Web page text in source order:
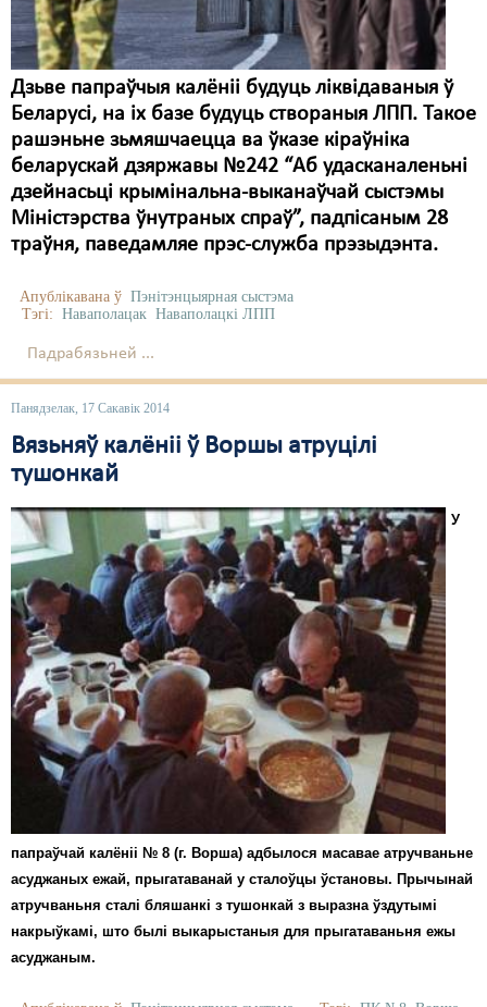
Дзьве папраўчыя калёніі будуць ліквідаваныя ў
Беларусі, на іх базе будуць створаныя ЛПП. Такое
рашэньне зьмяшчаецца ва ўказе кіраўніка
беларускай дзяржавы №242 “Аб удасканаленьні
дзейнасьці крымінальна-выканаўчай сыстэмы
Міністэрства ўнутраных спраў”, падпісаным 28
траўня, паведамляе прэс-служба прэзыдэнта.
Апублікавана ў Пэнітэнцыярная сыстэма
Тэгі: Наваполацак Наваполацкі ЛПП
Падрабязьней ...
Панядзелак, 17 Сакавік 2014
Вязьняў калёніі ў Воршы атруцілі
тушонкай
У
папраўчай калёніі № 8 (г. Ворша) адбылося масавае атручваньне
асуджаных ежай, прыгатаванай у сталоўцы ўстановы. Прычынай
атручваньня сталі бляшанкі з тушонкай з выразна ўздутымі
накрыўкамі, што былі выкарыстаныя для прыгатаваньня ежы
асуджаным.